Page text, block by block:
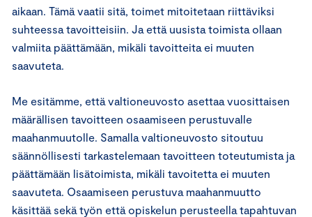
aikaan. Tämä vaatii sitä, toimet mitoitetaan riittäviksi
suhteessa tavoitteisiin. Ja että uusista toimista ollaan
valmiita päättämään, mikäli tavoitteita ei muuten
saavuteta.
Me esitämme, että valtioneuvosto asettaa vuosittaisen
määrällisen tavoitteen osaamiseen perustuvalle
maahanmuutolle. Samalla valtioneuvosto sitoutuu
säännöllisesti tarkastelemaan tavoitteen toteutumista ja
päättämään lisätoimista, mikäli tavoitetta ei muuten
saavuteta. Osaamiseen perustuva maahanmuutto
käsittää sekä työn että opiskelun perusteella tapahtuvan